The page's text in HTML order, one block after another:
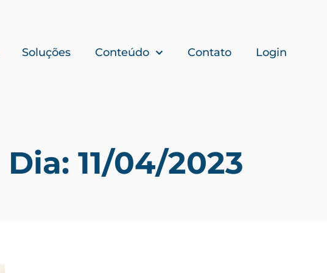
Soluções Conteúdo Contato Login
Dia: 11/04/2023